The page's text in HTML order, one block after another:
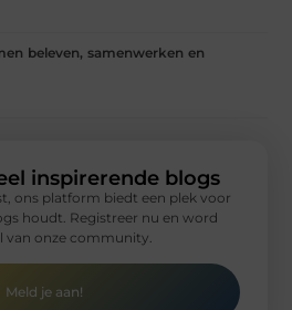
beleven, samenwerken en
inspirerende blogs
ons platform biedt een plek voor
houdt. Registreer nu en word
van onze community.
Meld je aan!